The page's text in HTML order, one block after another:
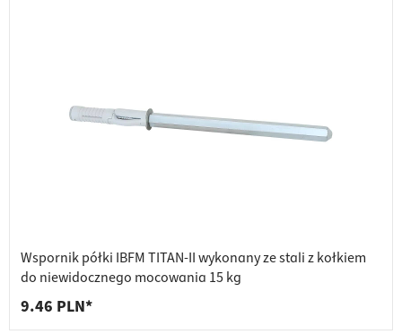
Wspornik półki IBFM TITAN-II wykonany ze stali z kołkiem
do niewidocznego mocowania 15 kg
9.46 PLN*